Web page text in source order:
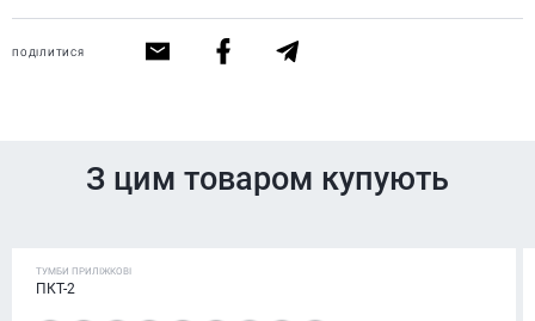
ПОДІЛИТИСЯ
З цим товаром купують
ТУМБИ ПРИЛІЖКОВІ
ПКТ-2